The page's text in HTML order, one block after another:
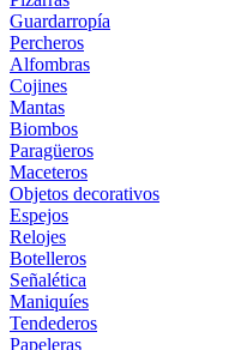
Guardarropía
Percheros
Alfombras
Cojines
Mantas
Biombos
Paragüeros
Maceteros
Objetos decorativos
Espejos
Relojes
Botelleros
Señalética
Maniquíes
Tendederos
Papeleras